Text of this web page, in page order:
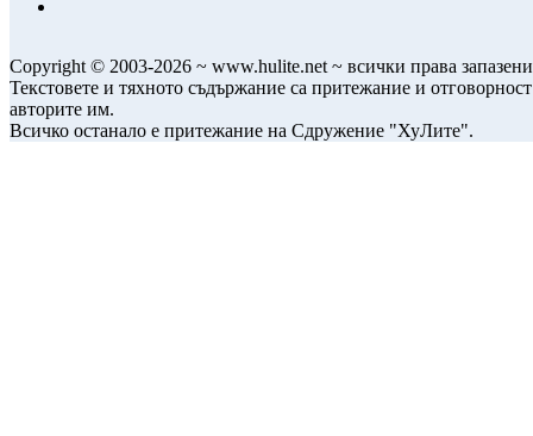
Copyright © 2003-2026 ~ www.hulite.net ~ всички права
Текстовете и тяхното съдържание са притежание и
авторите им.
Всичко останало е притежание на Сдружение "ХуЛите".